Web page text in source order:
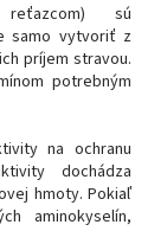
sú
samo vytvoriť z
príjem stravou.
potrebným
na ochranu
dochádza
hmoty. Pokiaľ
aminokyselín,